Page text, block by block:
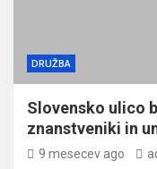
DRUŽBA
Slovensko ulico
znanstveniki in
9 mesecev ago